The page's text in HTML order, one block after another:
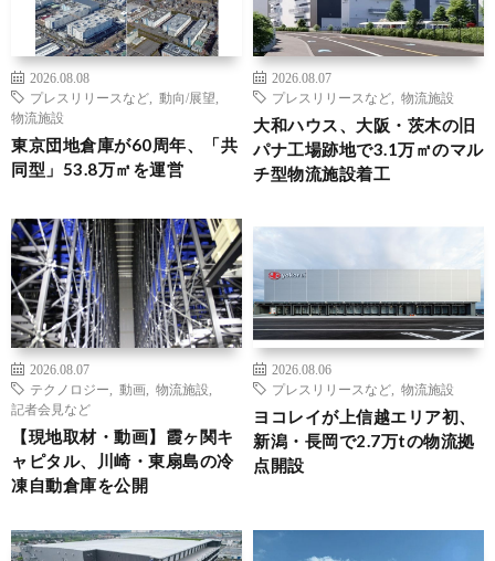
2026.08.08
プレスリリースなど
動向/展望
物流施設
東京団地倉庫が60周年、「共
同型」53.8万㎡を運営
2026.08.07
プレスリリースなど
物流施設
大和ハウス、大阪・茨木の旧
パナ工場跡地で3.1万㎡のマル
チ型物流施設着工
2026.08.07
テクノロジー
動画 物流施設
記者会見など
【現地取材・動画】霞ヶ関キ
ャピタル、川崎・東扇島の冷
凍自動倉庫を公開
2026.08.06
プレスリリースなど
物流施設
ヨコレイが上信越エリア初、
新潟・長岡で2.7万tの物流拠
点開設